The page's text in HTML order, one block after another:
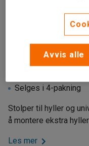
Til hyller og
Selges i 4-pakning
Stolper til hyller og
å montere ekstra
Les mer
Avvis alle